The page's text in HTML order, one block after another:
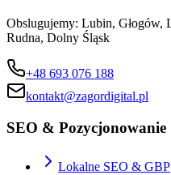
Obslugujemy: Lubin, Głogów,
Rudna, Dolny Śląsk
+48 693 076 188
kontakt@zagordigital.pl
SEO & Pozycjonowanie
Lokalne SEO & GBP